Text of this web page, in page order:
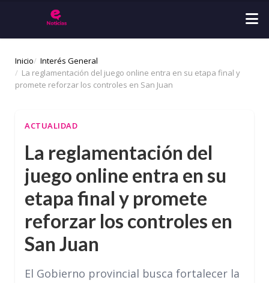
Inicio
Interés General
La reglamentación del juego online entra en su etapa final y
promete reforzar los controles en San Juan
ACTUALIDAD
La reglamentación del
juego online entra en su
etapa final y promete
reforzar los controles en
San Juan
El Gobierno provincial busca fortalecer la